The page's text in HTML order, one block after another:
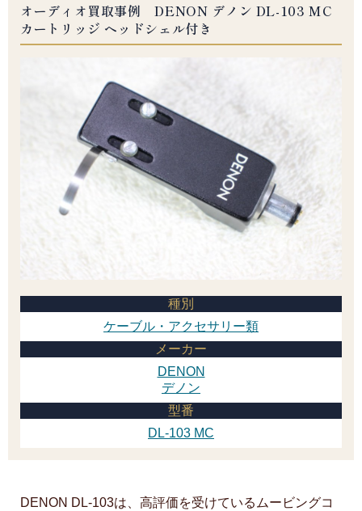
オーディオ買取事例 DENON デノン DL-103 MC
カートリッジ ヘッドシェル付き
種別
ケーブル・アクセサリー類
メーカー
DENON
デノン
型番
DL-103 MC
DENON DL-103は、高評価を受けているムービングコ